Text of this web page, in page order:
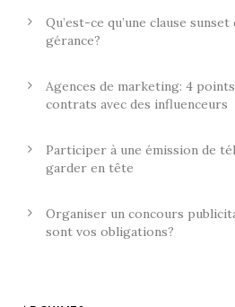
Qu’est-ce qu’une clause
gérance?
Agences de marketing: 4
contrats avec des influenceurs
Participer à une émission de
garder en tête
Organiser un concours
sont vos obligations?